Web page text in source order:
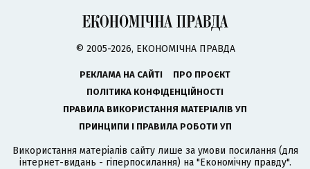
© 2005-2026, ЕКОНОМІЧНА ПРАВДА
РЕКЛАМА НА САЙТІ
ПРО ПРОЄКТ
ПОЛІТИКА КОНФІДЕНЦІЙНОСТІ
ПРАВИЛА ВИКОРИСТАННЯ МАТЕРІАЛІВ УП
ПРИНЦИПИ І ПРАВИЛА РОБОТИ УП
Використання матеріалів сайту лише за умови посилання (для
інтернет-видань - гіперпосилання) на "Економічну правду".